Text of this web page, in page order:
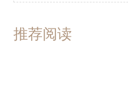
推荐阅读